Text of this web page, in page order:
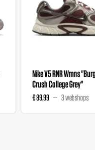
Nike V5 RNR Wmns
Crush College Grey"
€ 89,99 3 webshops